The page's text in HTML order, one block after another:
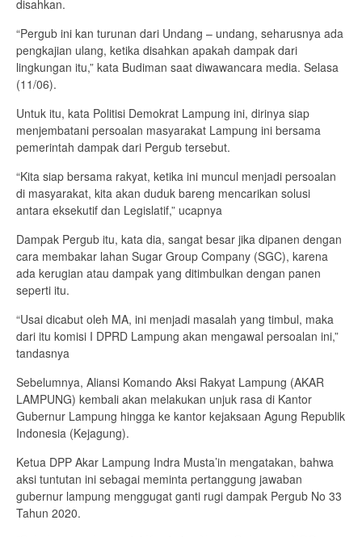
disahkan.
“Pergub ini kan turunan dari Undang – undang, seharusnya ada
pengkajian ulang, ketika disahkan apakah dampak dari
lingkungan itu,” kata Budiman saat diwawancara media. Selasa
(11/06).
Untuk itu, kata Politisi Demokrat Lampung ini, dirinya siap
menjembatani persoalan masyarakat Lampung ini bersama
pemerintah dampak dari Pergub tersebut.
“Kita siap bersama rakyat, ketika ini muncul menjadi persoalan
di masyarakat, kita akan duduk bareng mencarikan solusi
antara eksekutif dan Legislatif,” ucapnya
Dampak Pergub itu, kata dia, sangat besar jika dipanen dengan
cara membakar lahan Sugar Group Company (SGC), karena
ada kerugian atau dampak yang ditimbulkan dengan panen
seperti itu.
“Usai dicabut oleh MA, ini menjadi masalah yang timbul, maka
dari itu komisi I DPRD Lampung akan mengawal persoalan ini,”
tandasnya
Sebelumnya, Aliansi Komando Aksi Rakyat Lampung (AKAR
LAMPUNG) kembali akan melakukan unjuk rasa di Kantor
Gubernur Lampung hingga ke kantor kejaksaan Agung Republik
Indonesia (Kejagung).
Ketua DPP Akar Lampung Indra Musta’in mengatakan, bahwa
aksi tuntutan ini sebagai meminta pertanggung jawaban
gubernur lampung menggugat ganti rugi dampak Pergub No 33
Tahun 2020.